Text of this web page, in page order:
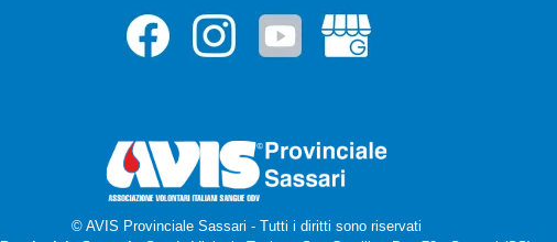
© AVIS Provinciale Sassari - Tutti i diritti sono riservati